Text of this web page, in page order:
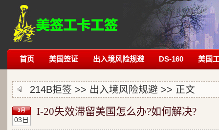
首页 美国签证 出入境风险规避 DS-160 美国
214B拒签 >> 出入境风险规避 >> 正文
3月
03日
I-20失效滞留美国怎么办?如何解决?